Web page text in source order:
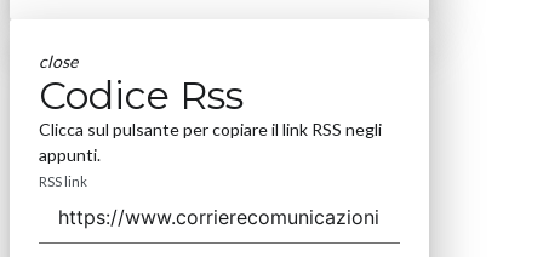
close
Codice Rss
Clicca sul pulsante per copiare il link RSS negli
appunti.
RSS link